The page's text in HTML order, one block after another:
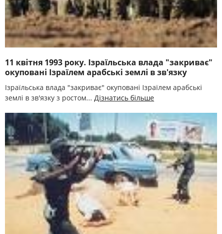
11 квітня 1993 року. Ізраїльська влада "закриває"
окуповані Ізраїлем арабські землі в зв'язку
Ізраїльська влада "закриває" окуповані Ізраїлем арабські
землі в зв'язку з ростом... Дізнатись більше